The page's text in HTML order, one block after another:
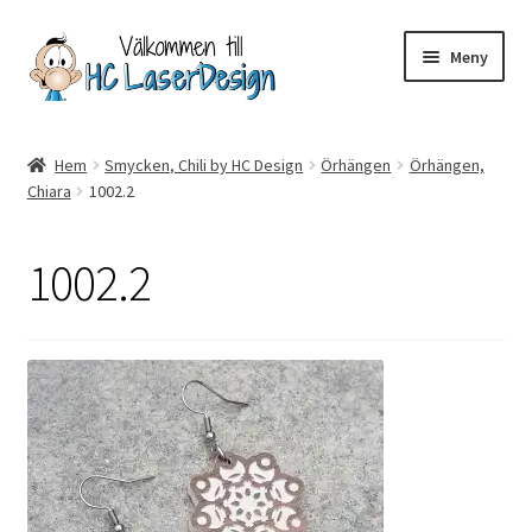
Hoppa
till
navigering
Hoppa
till
innehåll
Meny
Aktuell info mm
Kontakt
Köpvillkor
Logotypes
Hem Smycken, Chili by HC Design Örhängen
Örhängen,
Chiara
1002.2
1002.2